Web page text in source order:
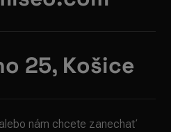
25, Košice
nám chcete zanechať